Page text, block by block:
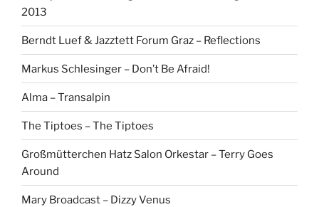
2013
Berndt Luef & Jazztett Forum Graz – Reflections
Markus Schlesinger – Don’t Be Afraid!
Alma – Transalpin
The Tiptoes – The Tiptoes
Großmütterchen Hatz Salon Orkestar – Terry Goes
Around
Mary Broadcast – Dizzy Venus